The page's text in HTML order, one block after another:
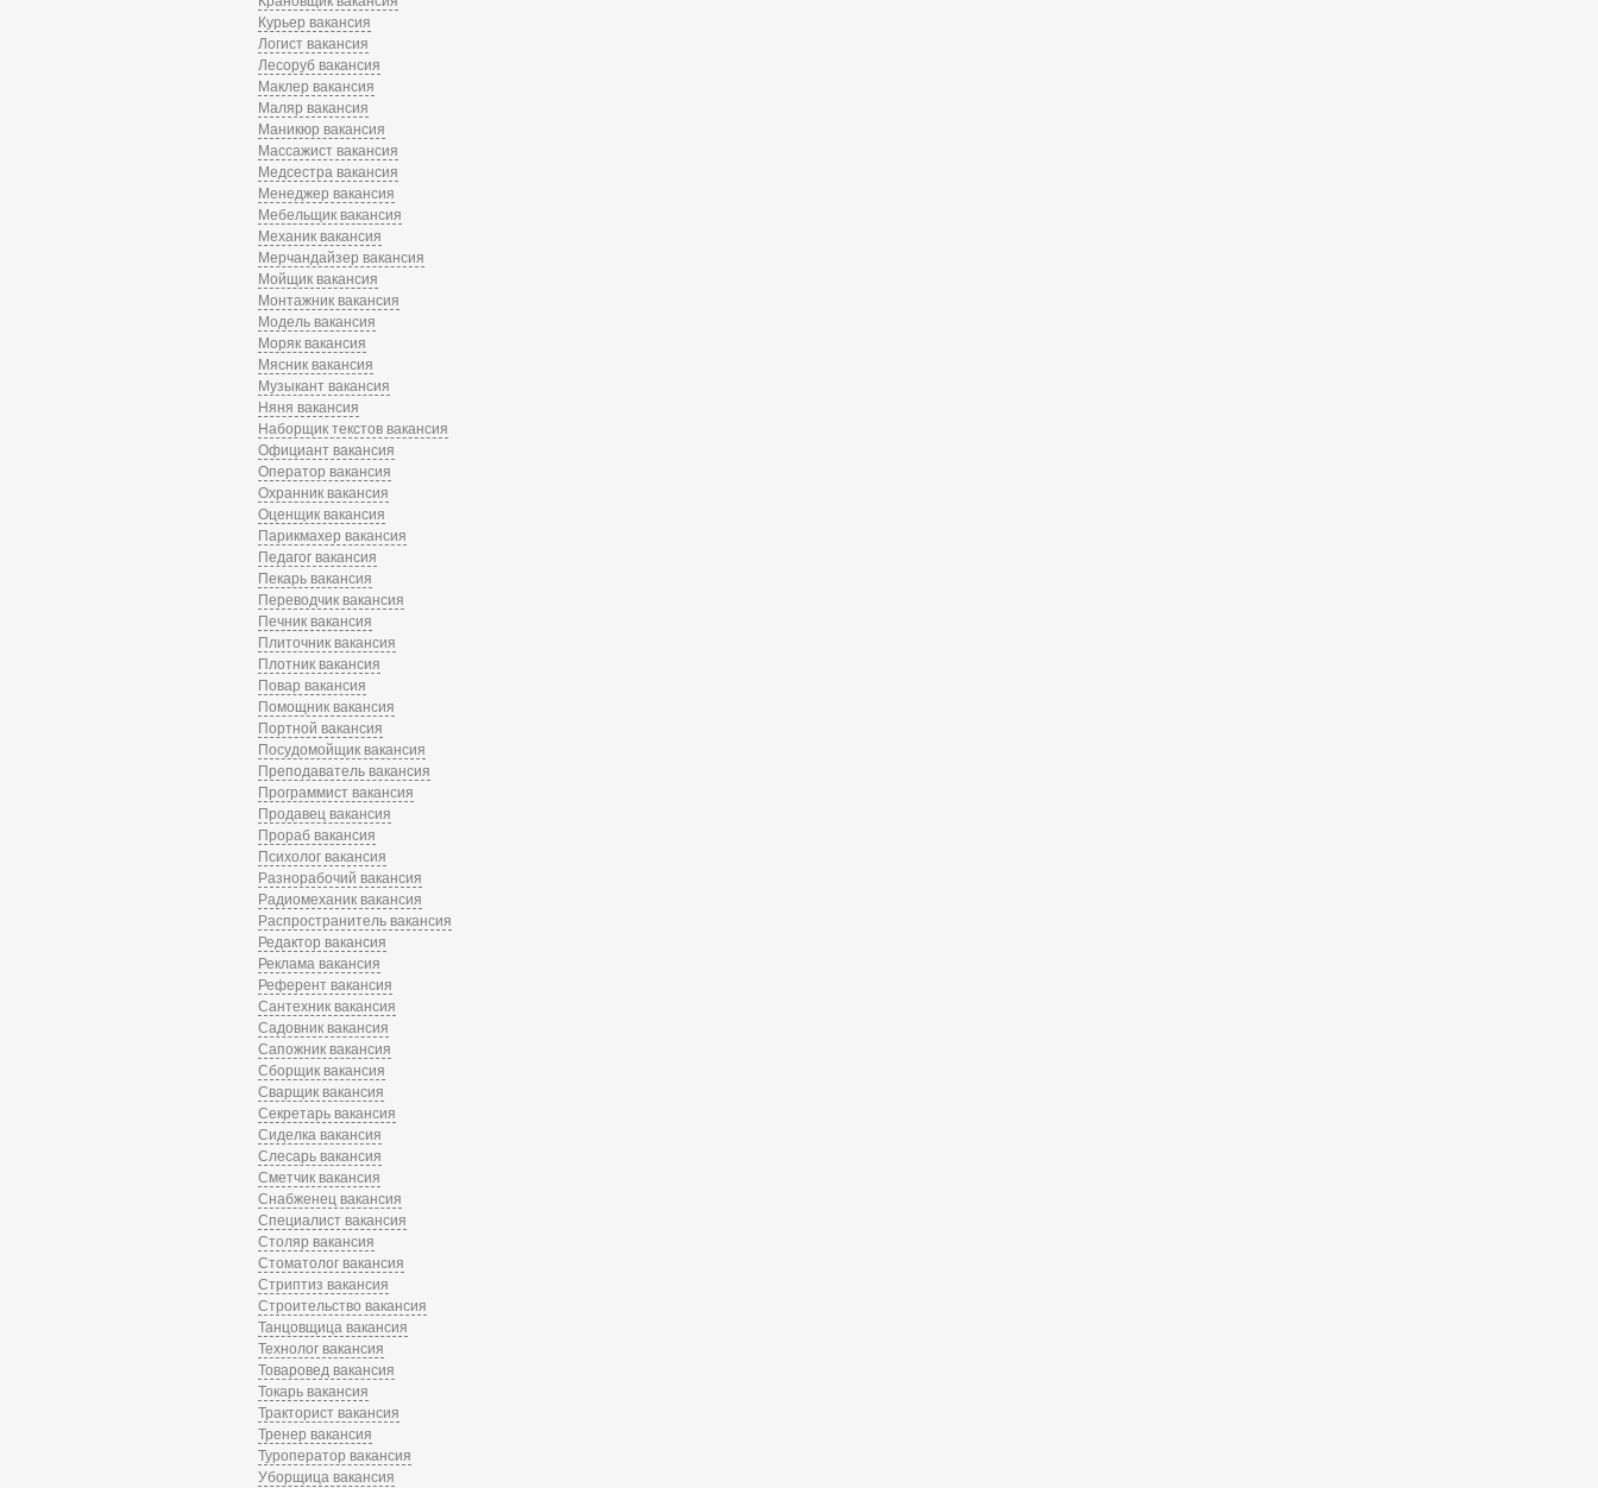
Курьер вакансия
Логист вакансия
Лесоруб вакансия
Маклер вакансия
Маляр вакансия
Маникюр вакансия
Массажист вакансия
Медсестра вакансия
Менеджер вакансия
Мебельщик вакансия
Механик вакансия
Мерчандайзер вакансия
Мойщик вакансия
Монтажник вакансия
Модель вакансия
Моряк вакансия
Мясник вакансия
Музыкант вакансия
Няня вакансия
Наборщик текстов вакансия
Официант вакансия
Оператор вакансия
Охранник вакансия
Оценщик вакансия
Парикмахер вакансия
Педагог вакансия
Пекарь вакансия
Переводчик вакансия
Печник вакансия
Плиточник вакансия
Плотник вакансия
Повар вакансия
Помощник вакансия
Портной вакансия
Посудомойщик вакансия
Преподаватель вакансия
Программист вакансия
Продавец вакансия
Прораб вакансия
Психолог вакансия
Разнорабочий вакансия
Радиомеханик вакансия
Распространитель вакансия
Редактор вакансия
Реклама вакансия
Референт вакансия
Сантехник вакансия
Садовник вакансия
Сапожник вакансия
Сборщик вакансия
Сварщик вакансия
Секретарь вакансия
Сиделка вакансия
Слесарь вакансия
Сметчик вакансия
Снабженец вакансия
Специалист вакансия
Столяр вакансия
Стоматолог вакансия
Стриптиз вакансия
Строительство вакансия
Танцовщица вакансия
Технолог вакансия
Товаровед вакансия
Токарь вакансия
Тракторист вакансия
Тренер вакансия
Туроператор вакансия
Уборщица вакансия